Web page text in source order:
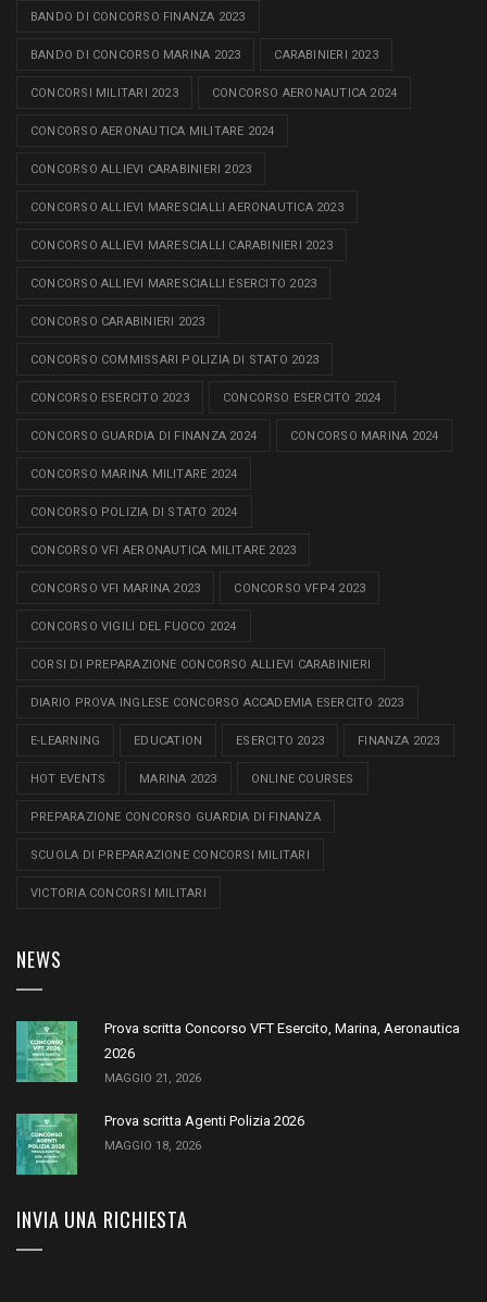
BANDO DI CONCORSO FINANZA 2023
BANDO DI CONCORSO MARINA 2023 CARABINIERI 2023
CONCORSI MILITARI 2023 CONCORSO AERONAUTICA 2024
CONCORSO AERONAUTICA MILITARE 2024
CONCORSO ALLIEVI CARABINIERI 2023
CONCORSO ALLIEVI MARESCIALLI AERONAUTICA 2023
CONCORSO ALLIEVI MARESCIALLI CARABINIERI 2023
CONCORSO ALLIEVI MARESCIALLI ESERCITO 2023
CONCORSO CARABINIERI 2023
CONCORSO COMMISSARI POLIZIA DI STATO 2023
CONCORSO ESERCITO 2023 CONCORSO ESERCITO 2024
CONCORSO GUARDIA DI FINANZA 2024 CONCORSO MARINA 2024
CONCORSO MARINA MILITARE 2024
CONCORSO POLIZIA DI STATO 2024
CONCORSO VFI AERONAUTICA MILITARE 2023
CONCORSO VFI MARINA 2023 CONCORSO VFP4 2023
CONCORSO VIGILI DEL FUOCO 2024
CORSI DI PREPARAZIONE CONCORSO ALLIEVI CARABINIERI
DIARIO PROVA INGLESE CONCORSO ACCADEMIA ESERCITO 2023
E-LEARNING EDUCATION ESERCITO 2023 FINANZA 2023
HOT EVENTS MARINA 2023 ONLINE COURSES
PREPARAZIONE CONCORSO GUARDIA DI FINANZA
SCUOLA DI PREPARAZIONE CONCORSI MILITARI
VICTORIA CONCORSI MILITARI
NEWS
Prova scritta Concorso VFT Esercito, Marina, Aeronautica
2026
MAGGIO 21, 2026
Prova scritta Agenti Polizia 2026
MAGGIO 18, 2026
INVIA UNA RICHIESTA